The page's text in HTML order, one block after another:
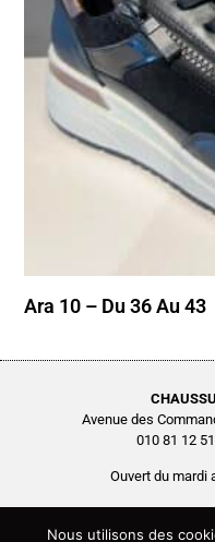
Ara 10 – Du 36 Au 43
Avenue des
010 81 12
Ouvert du mardi
Nous utilisons des